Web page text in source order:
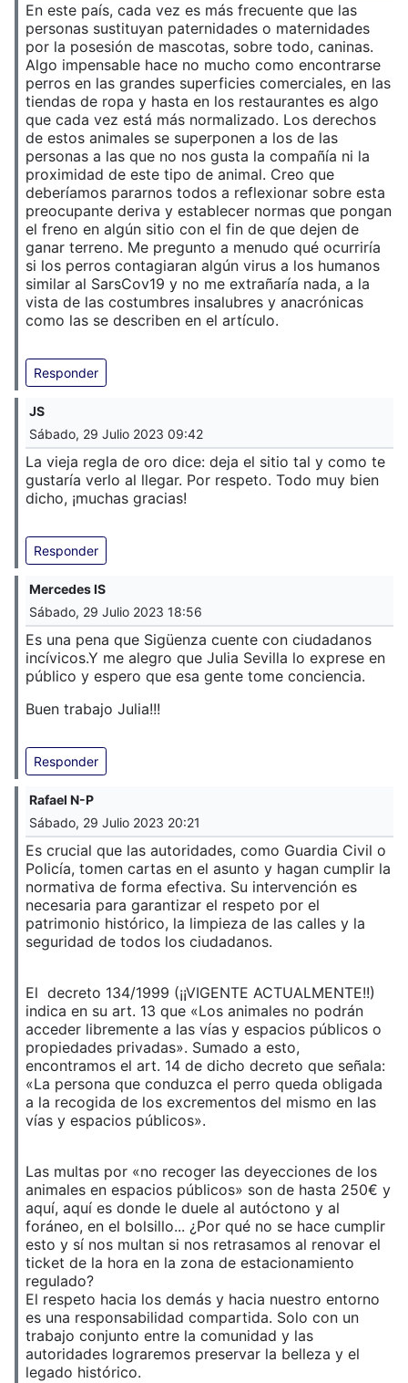
En este país, cada vez es más frecuente que las
personas sustituyan paternidades o maternidades
por la posesión de mascotas, sobre todo, caninas.
Algo impensable hace no mucho como encontrarse
perros en las grandes superficies comerciales, en las
tiendas de ropa y hasta en los restaurantes es algo
que cada vez está más normalizado. Los derechos
de estos animales se superponen a los de las
personas a las que no nos gusta la compañía ni la
proximidad de este tipo de animal. Creo que
deberíamos pararnos todos a reflexionar sobre esta
preocupante deriva y establecer normas que pongan
el freno en algún sitio con el fin de que dejen de
ganar terreno. Me pregunto a menudo qué ocurriría
si los perros contagiaran algún virus a los humanos
similar al SarsCov19 y no me extrañaría nada, a la
vista de las costumbres insalubres y anacrónicas
como las se describen en el artículo.
Responder
JS
Sábado, 29 Julio 2023 09:42
La vieja regla de oro dice: deja el sitio tal y como te
gustaría verlo al llegar. Por respeto. Todo muy bien
dicho, ¡muchas gracias!
Responder
Mercedes IS
Sábado, 29 Julio 2023 18:56
Es una pena que Sigüenza cuente con ciudadanos
incívicos.Y me alegro que Julia Sevilla lo exprese en
público y espero que esa gente tome conciencia.
Buen trabajo Julia!!!
Responder
Rafael N-P
Sábado, 29 Julio 2023 20:21
Es crucial que las autoridades, como Guardia Civil o
Policía, tomen cartas en el asunto y hagan cumplir la
normativa de forma efectiva. Su intervención es
necesaria para garantizar el respeto por el
patrimonio histórico, la limpieza de las calles y la
seguridad de todos los ciudadanos.
El decreto 134/1999 (¡¡VIGENTE ACTUALMENTE!!)
indica en su art. 13 que «Los animales no podrán
acceder libremente a las vías y espacios públicos o
propiedades privadas». Sumado a esto,
encontramos el art. 14 de dicho decreto que señala:
«La persona que conduzca el perro queda obligada
a la recogida de los excrementos del mismo en las
vías y espacios públicos».
Las multas por «no recoger las deyecciones de los
animales en espacios públicos» son de hasta 250€ y
aquí, aquí es donde le duele al autóctono y al
foráneo, en el bolsillo... ¿Por qué no se hace cumplir
esto y sí nos multan si nos retrasamos al renovar el
ticket de la hora en la zona de estacionamiento
regulado?
El respeto hacia los demás y hacia nuestro entorno
es una responsabilidad compartida. Solo con un
trabajo conjunto entre la comunidad y las
autoridades lograremos preservar la belleza y el
legado histórico.